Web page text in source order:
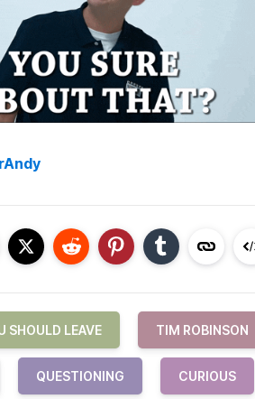
SHOULD LEAVE TIM ROBINSON
QUESTIONING CURIOUS